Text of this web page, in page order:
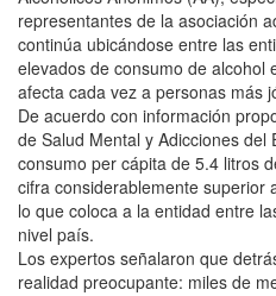
representantes de la asociación
continúa ubicándose entre las
elevados de consumo de alcohol
afecta cada vez a personas más
De acuerdo con información
de Salud Mental y Adicciones
consumo per cápita de 5.4 litros
cifra considerablemente superior
lo que coloca a la entidad entre
nivel país.
Los expertos señalaron que
realidad preocupante: miles de